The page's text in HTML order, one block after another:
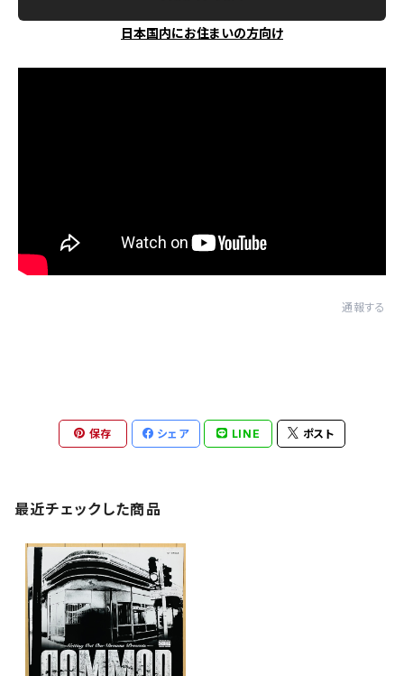
日本国内にお住まいの方向け
通報する
保存 シェア LINE ポスト
最近チェックした商品